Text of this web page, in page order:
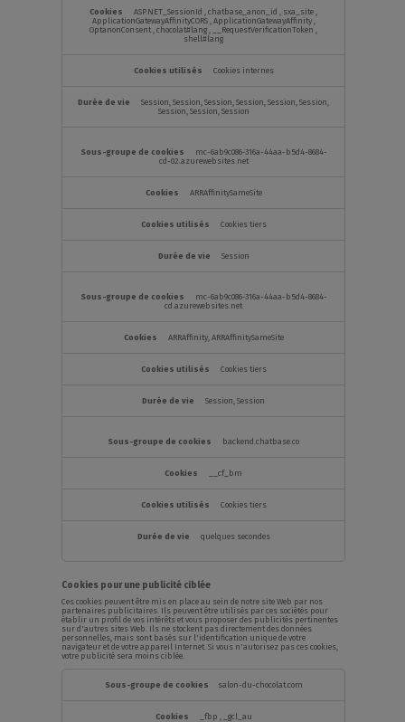
ASP.NET_SessionId chatbase_anon_id sxa_site
ApplicationGatewayAffinityCORS ApplicationGatewayAffinity
OptanonConsent chocolat#lang __RequestVerificationToken
shell#lang
Cookies internes
Session, Session, Session, Session, Session, Session,
Session, Session, Session
mc-6ab9c086-316a-44aa-b5d4-8684-
cd-02.azurewebsites.net
ARRAffinitySameSite
Cookies tiers
Session
mc-6ab9c086-316a-44aa-b5d4-8684-
cd.azurewebsites.net
ARRAffinity, ARRAffinitySameSite
Cookies tiers
Session, Session
backend.chatbase.co
__cf_bm
Cookies tiers
quelques secondes
Cookies pour une publicité ciblée
Ces cookies peuvent être mis en place au sein de notre site Web par nos
partenaires publicitaires. Ils peuvent être utilisés par ces sociétés pour
établir un profil de vos intérêts et vous proposer des publicités pertinentes
sur d'autres sites Web. Ils ne stockent pas directement des données
personnelles, mais sont basés sur l'identification unique de votre
navigateur et de votre appareil Internet. Si vous n'autorisez pas ces cookies,
votre publicité sera moins ciblée.
salon-du-chocolat.com
_fbp _gcl_au